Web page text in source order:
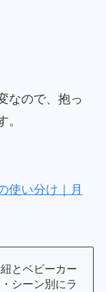
なので、抱っ
。
使い分け｜月
とベビーカー
シーン別にラ